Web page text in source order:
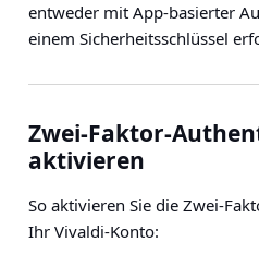
entweder mit App-basierter
einem Sicherheitsschlüssel
Zwei-Faktor-
aktivieren
So aktivieren Sie die Zwei-
Ihr Vivaldi-Konto: